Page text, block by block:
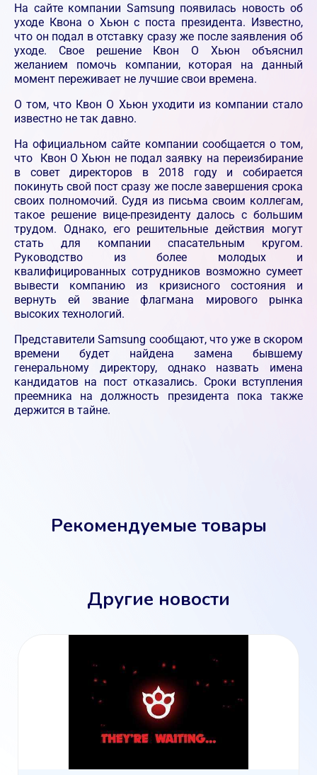
На сайте компании Samsung появилась новость об
уходе Квона о Хьюн с поста президента. Известно,
что он подал в отставку сразу же после заявления об
уходе. Свое решение Квон О Хьюн объяснил
желанием помочь компании, которая на данный
момент переживает не лучшие свои времена.
О том, что Квон О Хьюн уходити из компании стало
известно не так давно.
На официальном сайте компании сообщается о том,
что Квон О Хьюн не подал заявку на переизбирание
в совет директоров в 2018 году и собирается
покинуть свой пост сразу же после завершения срока
своих полномочий. Судя из письма своим коллегам,
такое решение вице-президенту далось с большим
трудом. Однако, его решительные действия могут
стать для компании спасательным кругом.
Руководство из более молодых и
квалифицированных сотрудников возможно сумеет
вывести компанию из кризисного состояния и
вернуть ей звание флагмана мирового рынка
высоких технологий.
Представители Samsung сообщают, что уже в скором
времени будет найдена замена бывшему
генеральному директору, однако назвать имена
кандидатов на пост отказались. Сроки вступления
преемника на должность президента пока также
держится в тайне.
Рекомендуемые товары
Другие новости